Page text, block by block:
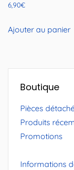
6,90€
Ajouter au panier
Boutique
Pièces
Produits
Promotions
Informations